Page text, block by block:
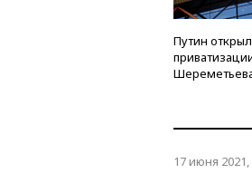
Путин
17 июня 2021,